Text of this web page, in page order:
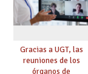
Gracias a UGT, las
reuniones de los
órganos de